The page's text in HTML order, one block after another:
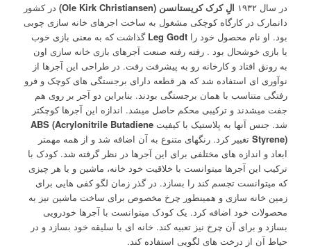
در سال ۱۹۳۲
الِ کرک کریستانسن (Ole Kirk Christiansen)
در کشور
دانمارک در کارگاه کوچکی مشغول به ساخت اجرهای خانه سازی چوبی
بود. او نام محصول خود را Leg Godt گذاشت که به معنی بازی خوب
یا بازی خوشحال بود . رفته رفته صنعت آجرهای بازی خانه سازی اون
به رونق افتاد و کارخانه رو به پیشرفت رفت. در طراحی این آجرها از
نوآوری ای استفاده شد که هر قطعه دارای برجستگی های کوچک و فرو
رفتگی متناسب با همان برجستگی بودند. بنابراین دو آجر بر روی هم
جفت میشدند و ترکیبی محکم حاصل میشد. اندازه این آجرها کوچکتر
شد. جنس آنها به پلاستیک با کیفیت ABS (Acrylonitrile Butadiene
Styrene)تغییر کرد. رنگهای متنوع به آن اضافه شد و از همه مهمتر
ابعاد و اندازه های مختلفی برای این آجرها در نظر گرفته شد. کودک با
ترکیب این آجرها میتوانست با خلاقیت خود خانه، ماشین و یا هر چیزی
که میتوانست تجسم کند را بسازد. در گذر زمان لگو کفی هایی برای
زمین خانه سازی و همینطور چرخ مخصوص برای ساخت ماشین نیز به
محصولات خود اضافه کرد. یک کودک میتوانست با آجرها خودرویی
بسازد و برای آن چرخ نیز تعبیه کند. خانه ای با سلیقه خود بسازد و در
حیاط آن از درخت های لگویی استفاده کند.